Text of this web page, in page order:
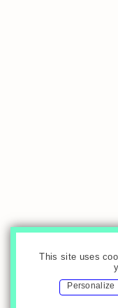
This site uses
Personalize